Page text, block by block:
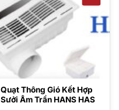
Quạt Thông Gió Kết Hợp
Sưởi Âm Trần HANS HAS